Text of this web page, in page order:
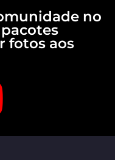
no
fotos aos